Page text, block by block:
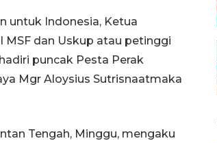
untuk Indonesia, Ketua
MSF dan Uskup atau petinggi
puncak Pesta Perak
Mgr Aloysius Sutrisnaatmaka
Tengah, Minggu, mengaku